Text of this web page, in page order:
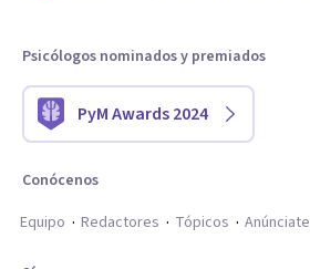
Psicólogos nominados y premiados
PyM Awards 2024
Conócenos
Equipo
Redactores Tópicos Anúnciate